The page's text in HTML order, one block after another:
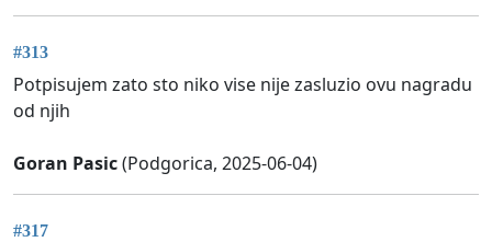
#313
Potpisujem zato sto niko vise nije zasluzio ovu nagradu
od njih
Goran Pasic(Podgorica, 2025-06-04)
#317